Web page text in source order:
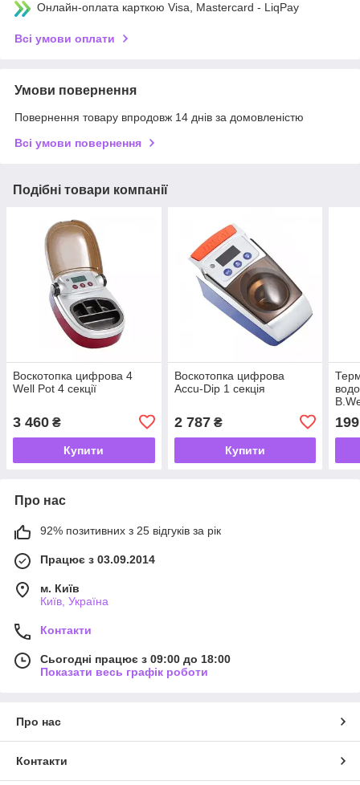
Онлайн-оплата карткою Visa, Mastercard - LiqPay
Всі умови оплати
Умови повернення
Повернення товару впродовж 14 днів за домовленістю
Всі умови повернення
Подібні товари компанії
Воскотопка цифрова 4
Well Pot 4 секції
3 460 ₴
Купити
Воскотопка цифрова
Accu-Dip 1 секція
2 787₴
Купити
199
Про нас
92% позитивних з 25 відгуків за рік
Працює з 03.09.2014
м. Київ
Київ, Україна
Контакти
Сьогодні працює з 09:00 до 18:00
Показати весь графік роботи
Про нас
Контакти